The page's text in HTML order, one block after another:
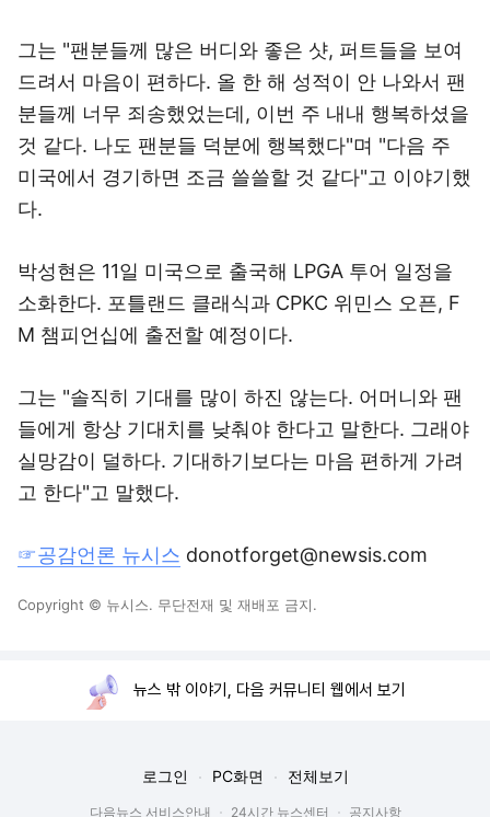
그는 "팬분들께 많은 버디와 좋은 샷, 퍼트들을 보여
드려서 마음이 편하다. 올 한 해 성적이 안 나와서 팬
분들께 너무 죄송했었는데, 이번 주 내내 행복하셨을
것 같다. 나도 팬분들 덕분에 행복했다"며 "다음 주
미국에서 경기하면 조금 쓸쓸할 것 같다"고 이야기했
다.
박성현은 11일 미국으로 출국해 LPGA 투어 일정을
소화한다. 포틀랜드 클래식과 CPKC 위민스 오픈, F
M 챔피언십에 출전할 예정이다.
그는 "솔직히 기대를 많이 하진 않는다. 어머니와 팬
들에게 항상 기대치를 낮춰야 한다고 말한다. 그래야
실망감이 덜하다. 기대하기보다는 마음 편하게 가려
고 한다"고 말했다.
☞공감언론 뉴시스 donotforget@newsis.com
Copyright © 뉴시스. 무단전재 및 재배포 금지.
뉴스 밖 이야기, 다음 커뮤니티 웹에서 보기
로그인 PC화면 전체보기
다음뉴스 서비스안내 24시간 뉴스센터 공지사항